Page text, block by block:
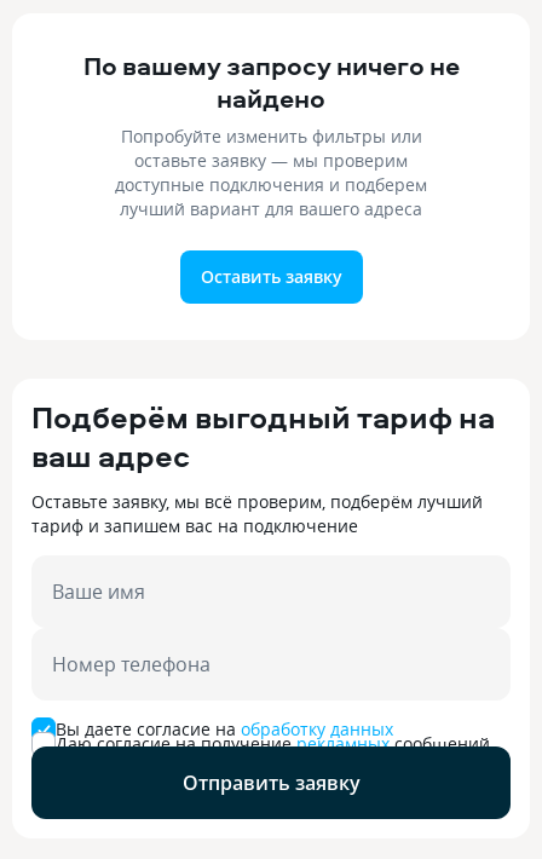
По вашему запросу ничего не
найдено
Попробуйте изменить фильтры или
оставьте заявку — мы проверим
доступные подключения и подберем
лучший вариант для вашего адреса
Оставить заявку
Подберём выгодный тариф на
ваш адрес
Оставьте заявку, мы всё проверим, подберём лучший
тариф и запишем вас на подключение
Ваше имя
Номер телефона
Вы даете согласие на обработку данных
Даю согласие на получениерекламныхсообщений
Отправить заявку